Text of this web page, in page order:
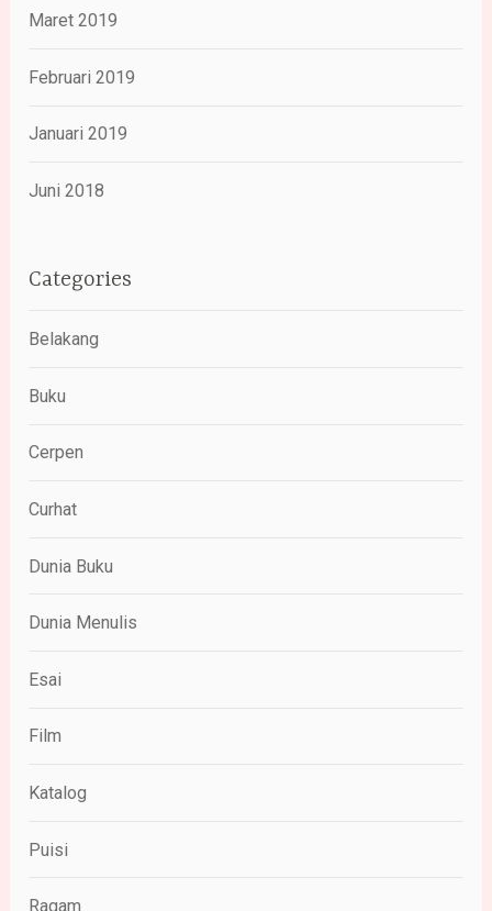
Maret 2019
Februari 2019
Januari 2019
Juni 2018
Categories
Belakang
Buku
Cerpen
Curhat
Dunia Buku
Dunia Menulis
Esai
Film
Katalog
Puisi
Ragam